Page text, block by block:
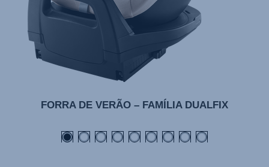
FORRA DE VERÃO – FAMÍLIA DUALFIX